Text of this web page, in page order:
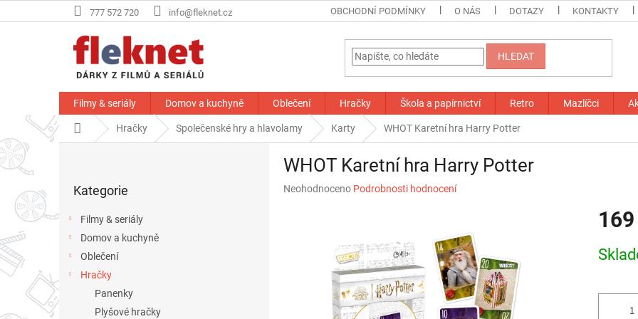
na
777 572 720 info@fleknet.cz OBCHODNÍ PODMÍNKY O NÁS DOTAZY KONTAKTY
HLEDAT
Filmy & seriály Domov a kuchyně Oblečení Hračky Škola a papírnictví Retro Mazlíčci
Domů Hračky Společenské hry a hlavolamy Karty WHOT Karetní hra Harry Potter
r
p
a
kategorie
Kategorie
Filmy & seriály
Domov a kuchyně
Oblečení
Hračky
Panenky
Plyšové hračky
WHOT Karetní hra Harry Potter
Průměrné
Neohodnoceno Podrobnosti hodnocení
cena: